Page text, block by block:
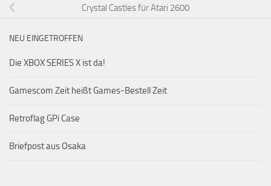
Crystal Castles für Atari 2600
NEU EINGETROFFEN
Die XBOX SERIES X ist da!
Gamescom Zeit heißt Games-Bestell Zeit
Retroflag GPi Case
Briefpost aus Osaka